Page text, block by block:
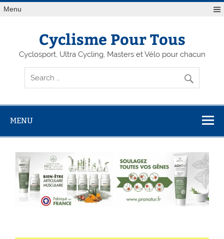
Menu
Cyclisme Pour Tous
Cyclosport, Ultra Cycling, Masters et Vélo pour chacun
MENU